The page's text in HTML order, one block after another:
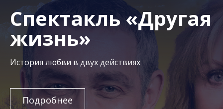
Спектакль «Другая
жизнь»
История любви в двух действиях
Подробнее